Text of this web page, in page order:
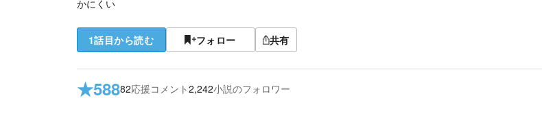
かにくい
1話目から読む フォロー 共有
★58882応援コメント2,242小説のフォロワー